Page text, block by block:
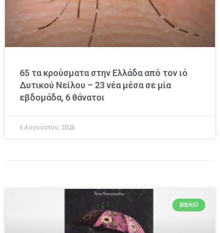
65 τα κρούσματα στην Ελλάδα από τον ιό
Δυτικού Νείλου – 23 νέα μέσα σε μία
εβδομάδα, 6 θάνατοι
6 Αυγούστου, 2026
ΒΙΒΛΊΟ